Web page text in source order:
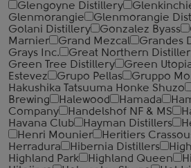
Glengoyne Distillery
Glenmorangie
Glenmorangie
Golani Distillery
Gonzalez Byass
Marnier
Grand Mezcal
Grandes
Grays Inc.
Great Northern
Green Tree Distillery
Green
Estevez
Grupo Pellas Gruppo
Hakushika Tatsuuma Honke Shuzo
Brewing
Halewood Hamada
Company
Handelshof NF & MS
Havana Club
Hayman Distillers
Henri Mounier
Heritiers
Herradura
Hibernia Distillers
Highland Park
Highland Queen